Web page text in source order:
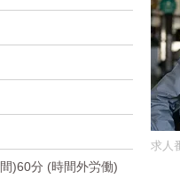
求人
)60分 (時間外労働)